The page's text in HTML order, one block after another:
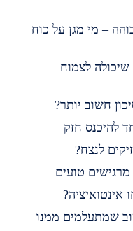
מגן על כוח
יותר?
חזק
טועים
ממנו